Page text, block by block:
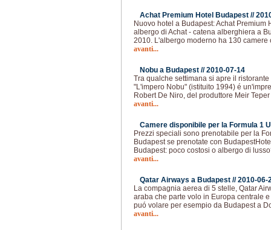
Achat Premium Hotel Budapest //
Nuovo hotel a Budapest: Achat Premium
albergo di Achat - catena alberghiera a
2010. L'albergo moderno ha 130 camere
avanti...
Nobu a Budapest //2010-07-14
Tra qualche settimana si apre il
"L'impero Nobu" (istituito 1994) é
Robert De Niro, del produttore Meir
avanti...
Camere disponibile per la Formula 1
Prezzi speciali sono prenotabile per la
Budapest se prenotate con
Budapest: poco costosi o albergo di
avanti...
Qatar Airways a Budapest //2010-06-
La compagnia aerea di 5 stelle, Qatar
araba che parte volo in Europa centrale
puó volare per esempio da Budapest a
avanti...